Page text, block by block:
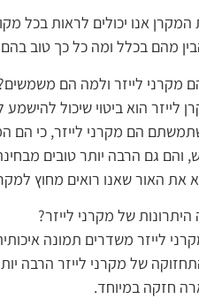
אנו יכולים לראות בכל
מהם בכלל ומה כל כך טוב
מקרני לייזר ולמה הם
לייזר הוא ביטוי שיכול
הם מקרני לייזר, כי הם
את האור שאנו רואים מחוץ
של מקרני לייזר?
לייזר משדרים תמונה
חזקה במיוחד.